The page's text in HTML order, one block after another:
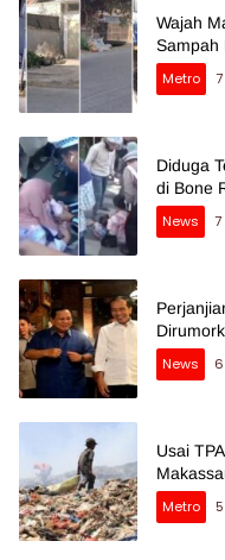
Wajah
Sampah
Metro
Diduga
di Bone
News
News
Usai
Metro